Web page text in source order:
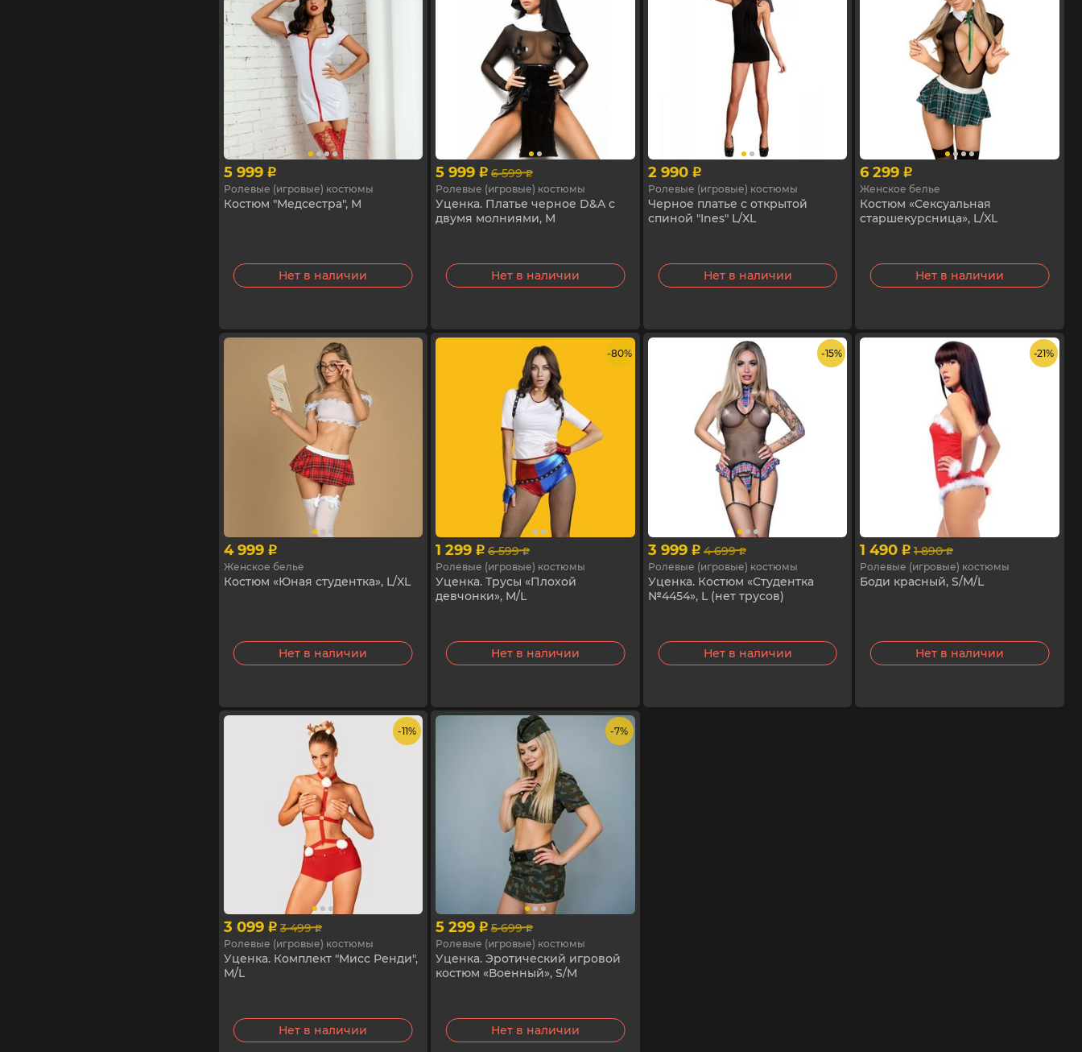
5 999 p
Ролевые (игровые) костюмы
Костюм "Медсестра", М
Нет в наличии
5 999 p 6 599 p
Ролевые (игровые) костюмы
Уценка. Платье черное D&A с
двумя молниями, M
Нет в наличии
2 990 p
Ролевые (игровые) костюмы
Черное платье с открытой
спиной "Ines" L/XL
Нет в наличии
6 299 p
Женское белье
Костюм «Сексуальная
старшекурсница», L/XL
Нет в наличии
4 999 p
Женское белье
Костюм «Юная студентка», L/XL
Нет в наличии
- 80%
1 299 p 6 599 p
Ролевые (игровые) костюмы
Уценка. Трусы «Плохой
девчонки», M/L
Нет в наличии
- 15%
3 999 p 4 699 p
Ролевые (игровые) костюмы
Уценка. Костюм «Студентка
№4454», L (нет трусов)
Нет в наличии
- 21%
1 490 p 1 890 p
Ролевые (игровые) костюмы
Боди красный, S/M/L
Нет в наличии
- 11%
3 099 p 3 499 p
Ролевые (игровые) костюмы
Уценка. Комплект "Мисс Ренди",
M/L
Нет в наличии
- 7%
5 299 p 5 699 p
Ролевые (игровые) костюмы
Уценка. Эротический игровой
костюм «Военный», S/M
Нет в наличии